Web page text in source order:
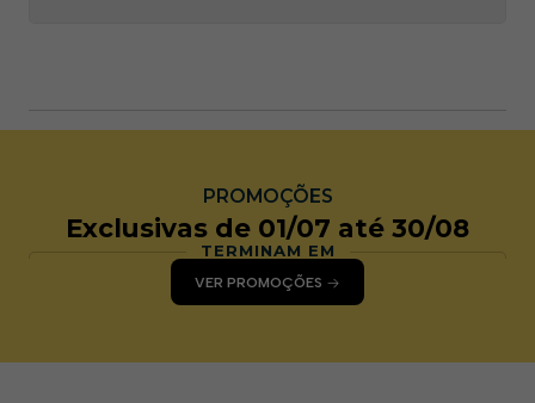
PROMOÇÕES
Exclusivas de 01/07 até 30/08
TERMINAM EM
VER PROMOÇÕES